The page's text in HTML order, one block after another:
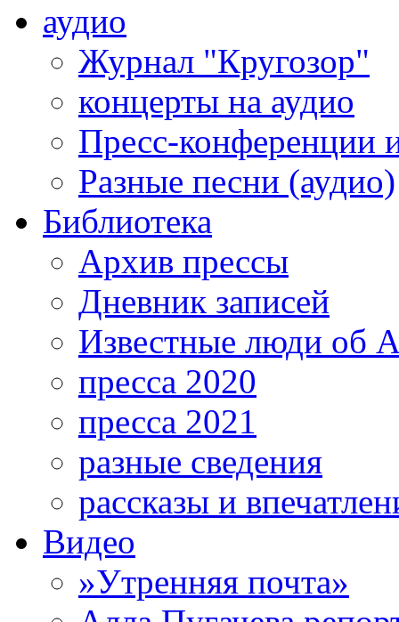
аудио
Журнал "Кругозор"
концерты на аудио
Пресс-конференции
Разные песни (аудио)
Библиотека
Архив прессы
Дневник записей
Известные люди об
пресса 2020
пресса 2021
разные сведения
рассказы и
Видео
»Утренняя почта»